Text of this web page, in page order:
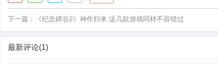
下一篇： 《纪念碑谷2》神作归来 这几款游戏同样不容错过
最新评论(1)